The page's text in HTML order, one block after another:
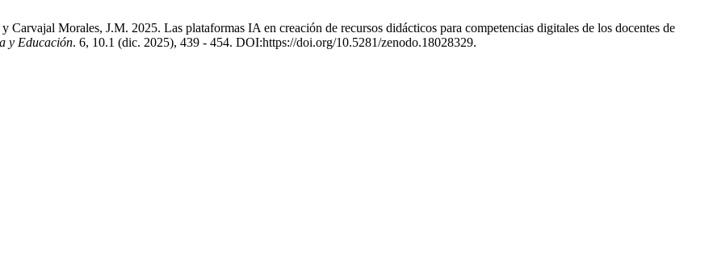
Morales, J.M. 2025. Las plataformas IA en creación de recursos didácticos para competencias digitales de los docentes de
y Educación. 6, 10.1 (dic. 2025), 439 - 454. DOI:https://doi.org/10.5281/zenodo.18028329.